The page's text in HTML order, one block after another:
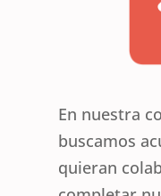
En nuestra
buscamos
quieran